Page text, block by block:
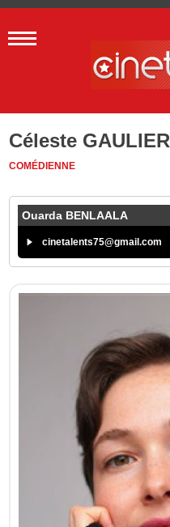
Céleste GAULIER
COMÉDIENNE
Ouarda BENLAALA
cinetalents75@gmail.com